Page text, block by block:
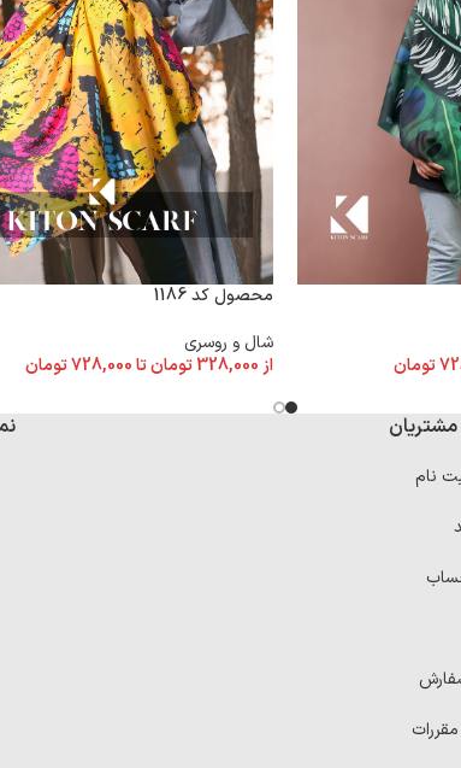
تومان
محصول کد 1186
شال و روسری
از328,000تومانتا728,000تومان
نام